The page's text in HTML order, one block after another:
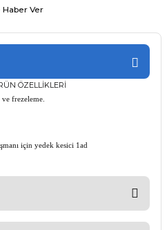
Haber Ver
ÖZELLİKLERİ
frezeleme.
için yedek kesici 1ad